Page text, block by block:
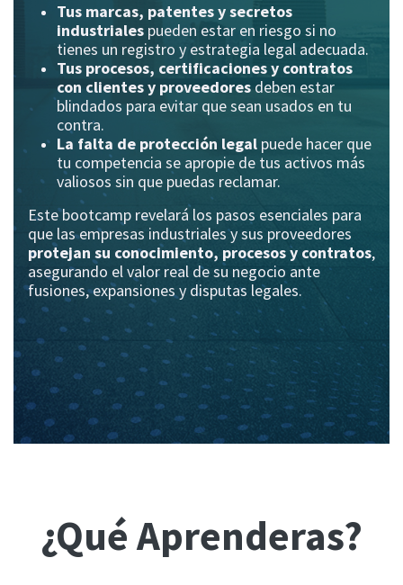
Tus marcas, patentes y secretos
industriales pueden estar en riesgo si no
tienes un registro y estrategia legal adecuada.
Tus procesos, certificaciones y contratos
con clientes y proveedores deben estar
blindados para evitar que sean usados en tu
contra.
La falta de protección legal puede hacer que
tu competencia se apropie de tus activos más
valiosos sin que puedas reclamar.
Este bootcamp revelará los pasos esenciales para
que las empresas industriales y sus proveedores
protejan su conocimiento, procesos y contratos,
asegurando el valor real de su negocio ante
fusiones, expansiones y disputas legales.
¿Qué Aprenderas?